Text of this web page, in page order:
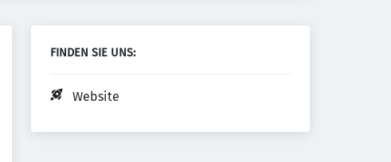
FINDEN SIE UNS:
Website